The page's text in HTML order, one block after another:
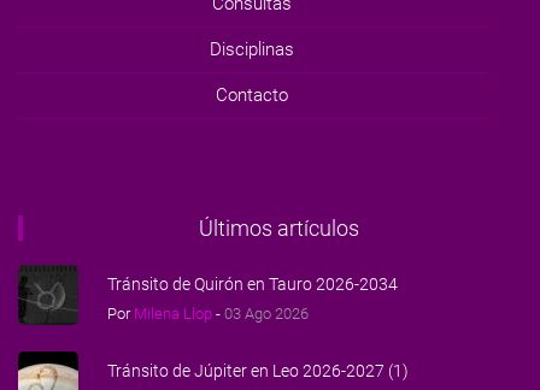
Disciplinas
Contacto
Últimos artículos
Tránsito de Quirón en Tauro 2026-2034
Por Milena Llop - 03 Ago 2026
Tránsito de Júpiter en Leo 2026-2027 (1)